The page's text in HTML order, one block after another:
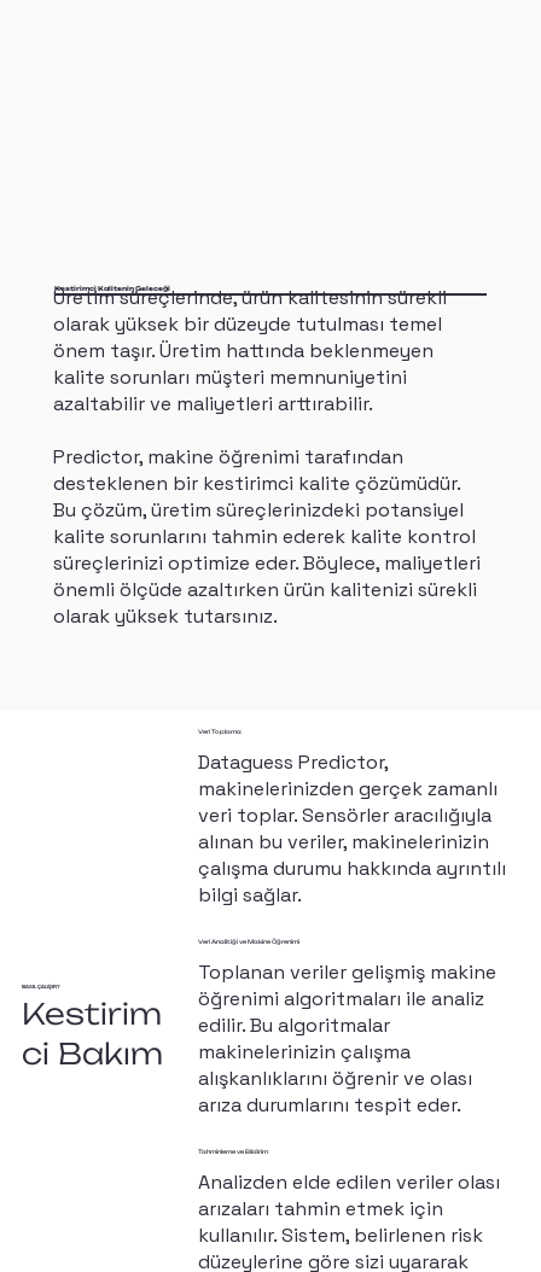
Veri Toplama
Dataguess Predictor,
makinelerinizden gerçek zamanlı
veri toplar. Sensörler aracılığıyla
alınan bu veriler, makinelerinizin
çalışma durumu hakkında ayrıntılı
bilgi sağlar.
Veri Analitiği ve Makine Öğrenimi
Toplanan veriler gelişmiş makine
öğrenimi algoritmaları ile analiz
edilir. Bu algoritmalar
makinelerinizin çalışma
alışkanlıklarını öğrenir ve olası
arıza durumlarını tespit eder.
Tahminleme ve Bildirim
Analizden elde edilen veriler olası
arızaları tahmin etmek için
kullanılır. Sistem, belirlenen risk
düzeylerine göre sizi uyararak
NASIL ÇALIŞIR?
Kestirim
ci Bakım
Kestirimci Kalitenin Geleceği
Üretim süreçlerinde, ürün kalitesinin sürekli
olarak yüksek bir düzeyde tutulması temel
önem taşır. Üretim hattında beklenmeyen
kalite sorunları müşteri memnuniyetini
azaltabilir ve maliyetleri arttırabilir.
Predictor, makine öğrenimi tarafından
desteklenen bir kestirimci kalite çözümüdür.
Bu çözüm, üretim süreçlerinizdeki potansiyel
kalite sorunlarını tahmin ederek kalite kontrol
süreçlerinizi optimize eder. Böylece, maliyetleri
önemli ölçüde azaltırken ürün kalitenizi sürekli
olarak yüksek tutarsınız.